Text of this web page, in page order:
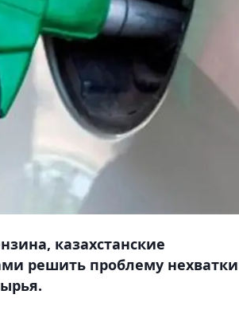
казахстанские
решить проблему нехватки